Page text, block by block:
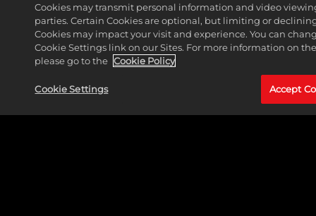
Cookies may transmit personal information and video
parties. Certain Cookies are optional, but limiting or
Cookies may impact your visit and experience. You can
Cookie Settings link on our Sites. For more information on
please go to the Cookie Policy
Cookie Settings Accept